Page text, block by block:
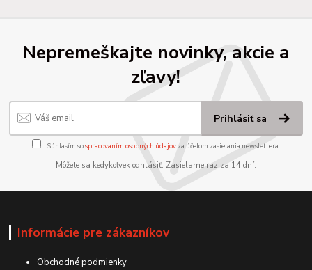
Nepremeškajte novinky, akcie a
zľavy!
Prihlásiť sa
Súhlasím sospracovaním osobných údajov za účelom zasielania newslettera.
Môžete sa kedykoľvek odhlásiť. Zasielame raz za 14 dní.
Informácie pre zákazníkov
Obchodné podmienky